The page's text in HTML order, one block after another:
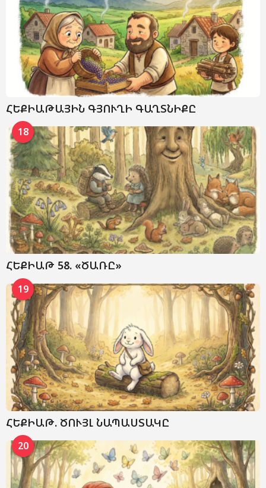
ՀԵՔԻԱԹԱՅԻՆ ԳՅՈՒՂԻ ԳԱՂՏՆԻՔԸ
18
ՀԵՔԻԱԹ 58. «ԾԱՌԸ»
19
ՀԵՔԻԱԹ. ԾՈՒՅԼ ՆԱՊԱՍՏԱԿԸ
20